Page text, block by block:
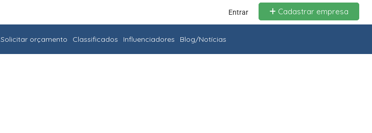
Entrar Cadastrar empresa
Solicitar orçamento Classificados Influenciadores Blog/Notícias